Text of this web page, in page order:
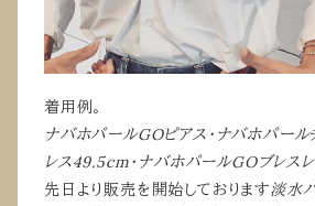
着用例。
ナバホパールGOピアス・ナバホパール
レス49.5cm・ナバホパールGOブレス
先日より販売を開始しております淡水